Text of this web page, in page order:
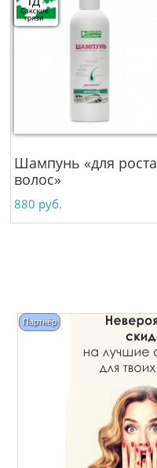
Шампунь «для роста
волос»
880 руб.
Партнёр